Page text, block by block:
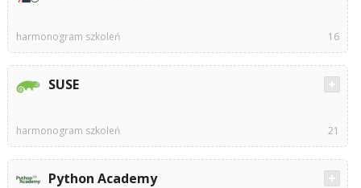
harmonogram szkoleń 16
SUSE
harmonogram szkoleń 21
Python Academy